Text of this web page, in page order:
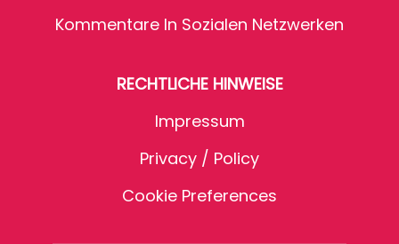
Kommentare In Sozialen Netzwerken
RECHTLICHE HINWEISE
Impressum
Privacy / Policy
Cookie Preferences